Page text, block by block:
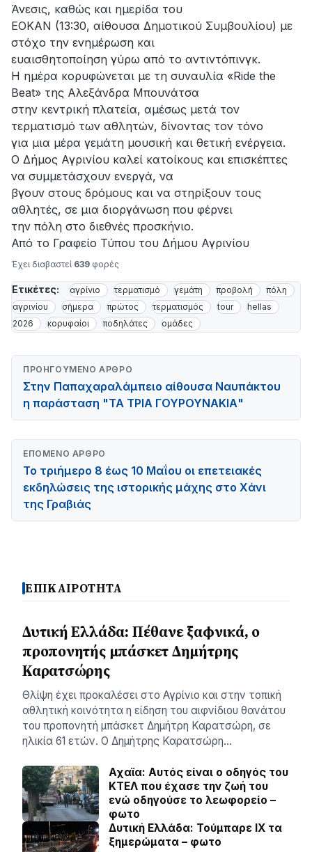
Άνεσις, καθώς και ημερίδα του
ΕΟΚΑΝ (13:30, αίθουσα Δημοτικού Συμβουλίου) με
στόχο την ενημέρωση και
ευαισθητοποίηση γύρω από το αντιντόπινγκ.
Η ημέρα κορυφώνεται με τη συναυλία «Ride the
Beat» της Αλεξάνδρα Μπουνάτσα
στην κεντρική πλατεία, αμέσως μετά τον
τερματισμό των αθλητών, δίνοντας τον τόνο
για μια μέρα γεμάτη μουσική και θετική ενέργεια.
Ο Δήμος Αγρινίου καλεί κατοίκους και επισκέπτες
να συμμετάσχουν ενεργά, να
βγουν στους δρόμους και να στηρίξουν τους
αθλητές, σε μια διοργάνωση που φέρνει
την πόλη στο διεθνές προσκήνιο.
Από το Γραφείο Τύπου του Δήμου Αγρινίου
Έχει διαβαστεί 639 φορές
Ετικέτες: αγρίνιο τερματισμό γεμάτη προβολή
πόλη
αγρινίου
σήμερα πρώτος τερματισμός tour
hellas
2026
κορυφαίοι ποδηλάτες ομάδες
ΠΡΟΗΓΟΎΜΕΝΟ ΆΡΘΡΟ
Στην Παπαχαραλάμπειο αίθουσα Ναυπάκτου
η παράσταση "ΤΑ ΤΡΙΑ ΓΟΥΡΟΥΝΑΚΙΑ"
ΕΠΌΜΕΝΟ ΆΡΘΡΟ
Το τριήμερο 8 έως 10 Μαΐου οι επετειακές
εκδηλώσεις της ιστορικής μάχης στο Χάνι
της Γραβιάς
ΕΠΙΚΑΙΡΟΤΗΤΑ
Δυτική Ελλάδα: Πέθανε ξαφνικά, ο
προπονητής μπάσκετ Δημήτρης
Καρατσώρης
Θλίψη έχει προκαλέσει στο Αγρίνιο και στην τοπική
αθλητική κοινότητα η είδηση του αιφνίδιου θανάτου
του προπονητή μπάσκετ Δημήτρη Καρατσώρη, σε
ηλικία 61 ετών. Ο Δημήτρης Καρατσώρη…
Αχαϊα: Αυτός είναι ο οδηγός του
ΚΤΕΛ που έχασε την ζωή του
ενώ οδηγούσε το λεωφορείο –
φωτο
Δυτική Ελλάδα: Τούμπαρε ΙΧ τα
ξημερώματα – φωτο